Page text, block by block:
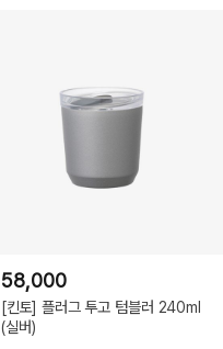
58,000
[킨토] 플러그 투고 텀블러 240ml
(실버)